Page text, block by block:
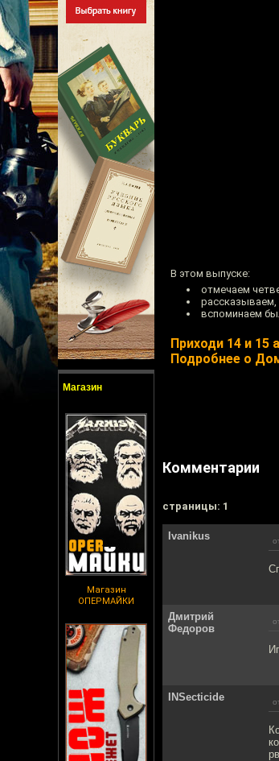
Магазин
Магазин
ОПЕРМАЙКИ
В этом выпуске:
отмечаем
рассказываем,
вспоминаем
Приходи 14 и 15
Подробнее о
Комментарии
cтраницы: 1
Ivanikus
Дмитрий
Федоров
INSecticide